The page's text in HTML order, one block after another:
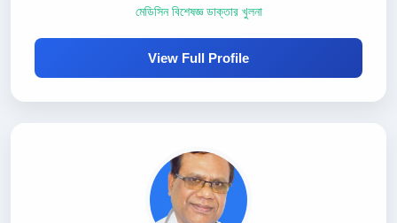
মেডিসিন বিশেষজ্ঞ ডাক্তার খুলনা
View Full Profile